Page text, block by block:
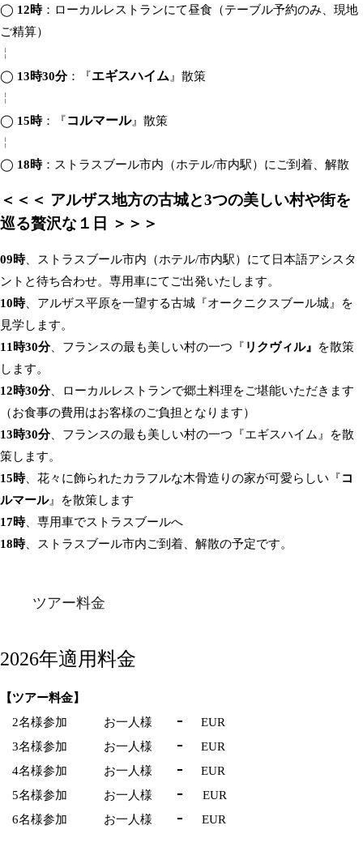
◯ 12時：ローカルレストランにて昼食（テーブル予約のみ、現地
ご精算）
╎
◯ 13時30分：『エギスハイム 』散策
╎
◯ 15時：『コルマール』散策
╎
◯ 18時：ストラスブール市内（ホテル/市内駅）にご到着、解散
＜＜＜ アルザス地方の古城と3つの美しい村や街を
巡る贅沢な１日 ＞＞＞
09時、ストラスブール市内（ホテル/市内駅）にて日本語アシスタ
ントと待ち合わせ。専用車にてご出発いたします。
10時、アルザス平原を一望する古城『オークニクスブール城』を
見学します。
11時30分、フランスの最も美しい村の一つ『 リクヴィル』
を散策
します。
12時30分、ローカルレストランで郷土料理をご堪能いただきます
（お食事の費用はお客様のご負担となります）
13時30分、フランスの最も美しい村の一つ『エギスハイム』を散
策します。
15時、花々に飾られたカラフルな木骨造りの家が可愛らしい『コ
ルマール』を散策します
17時、専用車でストラスブールへ
18時、ストラスブール市内ご到着、解散の予定です。
ツアー料金
2026年適用料金
【ツアー料金】
2名様参加 お一人様 -
EUR
3名様参加 お一人様 -
EUR
4名様参加 お一人様 -
EUR
5名様参加 お一人様 -
EUR
6名様参加 お一人様 - EUR